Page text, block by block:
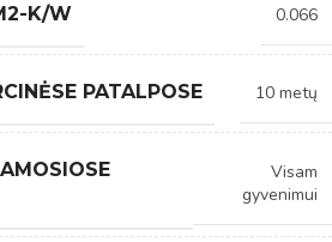
K/W 0.066
PATALPOSE 10 metų
Visam
gyvenimui